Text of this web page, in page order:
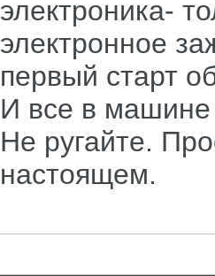
электроника-
электронное
первый старт
И все в
Не ругайте.
настоящем.